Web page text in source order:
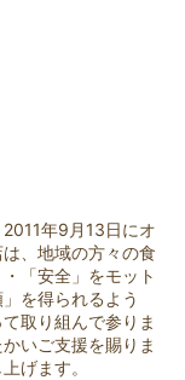
年9月13日にオ
、地域の方々の食
「安全」をモット
を得られるよう
取り組んで参りま
いご支援を賜りま
げます。